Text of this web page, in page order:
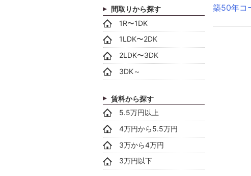
築50年コ
間取りから探す
1R〜1DK
1LDK〜2DK
2LDK〜3DK
3DK～
賃料から探す
5.5万円以上
4万円から5.5万円
3万から4万円
3万円以下